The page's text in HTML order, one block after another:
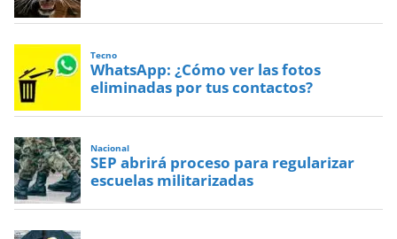
Tecno
WhatsApp: ¿Cómo ver las fotos
eliminadas por tus contactos?
Nacional
SEP abrirá proceso para regularizar
escuelas militarizadas